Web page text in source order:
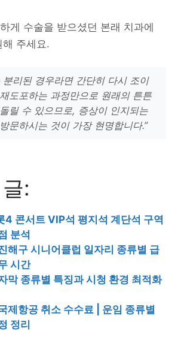
게 수술을 받으셨던 본래 치과에
해 주세요.
분리된 경우라면 간단히 다시 조이
도포하는 과정만으로 원래의 튼튼
릴 수 있으므로, 증상이 인지되는
문하시는 것이 가장 현명합니다.”
:
4 콘서트 VIP석 평지석 계단석 구역
분석
해구 시니어클럽 일자리 종류별 급
시간
막 종류별 특징과 시청 환경 최적화
제항공 취소 수수료 | 운임 종류별
정리